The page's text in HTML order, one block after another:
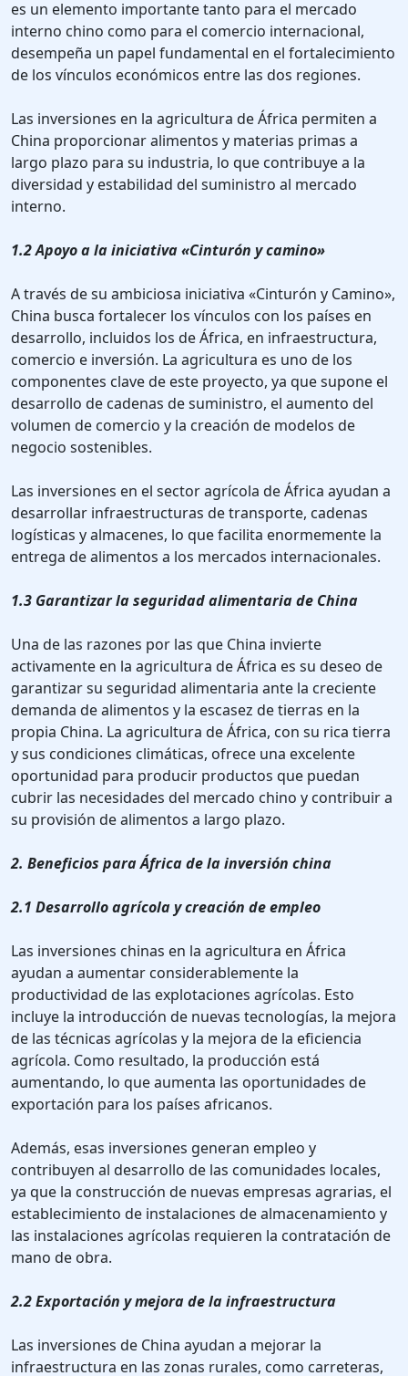
es un elemento importante tanto para el mercado
interno chino como para el comercio internacional,
desempeña un papel fundamental en el fortalecimiento
de los vínculos económicos entre las dos regiones.
Las inversiones en la agricultura de África permiten a
China proporcionar alimentos y materias primas a
largo plazo para su industria, lo que contribuye a la
diversidad y estabilidad del suministro al mercado
interno.
1.2 Apoyo a la iniciativa «Cinturón y camino»
A través de su ambiciosa iniciativa «Cinturón y Camino»,
China busca fortalecer los vínculos con los países en
desarrollo, incluidos los de África, en infraestructura,
comercio e inversión. La agricultura es uno de los
componentes clave de este proyecto, ya que supone el
desarrollo de cadenas de suministro, el aumento del
volumen de comercio y la creación de modelos de
negocio sostenibles.
Las inversiones en el sector agrícola de África ayudan a
desarrollar infraestructuras de transporte, cadenas
logísticas y almacenes, lo que facilita enormemente la
entrega de alimentos a los mercados internacionales.
1.3 Garantizar la seguridad alimentaria de China
Una de las razones por las que China invierte
activamente en la agricultura de África es su deseo de
garantizar su seguridad alimentaria ante la creciente
demanda de alimentos y la escasez de tierras en la
propia China. La agricultura de África, con su rica tierra
y sus condiciones climáticas, ofrece una excelente
oportunidad para producir productos que puedan
cubrir las necesidades del mercado chino y contribuir a
su provisión de alimentos a largo plazo.
2. Beneficios para África de la inversión china
2.1 Desarrollo agrícola y creación de empleo
Las inversiones chinas en la agricultura en África
ayudan a aumentar considerablemente la
productividad de las explotaciones agrícolas. Esto
incluye la introducción de nuevas tecnologías, la mejora
de las técnicas agrícolas y la mejora de la eficiencia
agrícola. Como resultado, la producción está
aumentando, lo que aumenta las oportunidades de
exportación para los países africanos.
Además, esas inversiones generan empleo y
contribuyen al desarrollo de las comunidades locales,
ya que la construcción de nuevas empresas agrarias, el
establecimiento de instalaciones de almacenamiento y
las instalaciones agrícolas requieren la contratación de
mano de obra.
2.2 Exportación y mejora de la infraestructura
Las inversiones de China ayudan a mejorar la
infraestructura en las zonas rurales, como carreteras,